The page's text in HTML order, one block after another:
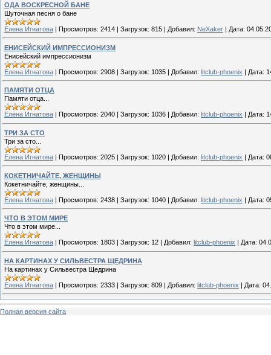
ОДА ВОСКРЕСНОЙ БАНЕ
Шуточная песня о бане
Елена Игнатова | Просмотров: 2414 | Загрузок: 815 | Добавил: NeXaker | Дата:
ЕНИСЕЙСКИЙ ИМПРЕССИОНИЗМ
Енисейский импрессионизм
Елена Игнатова | Просмотров: 2908 | Загрузок: 1035 | Добавил: litclub-phoenix | Дата:
ПАМЯТИ ОТЦА
Памяти отца...
Елена Игнатова Просмотров: 2040 Загрузок: 1036 Добавил: litclub-phoenix Дата:
ТРИ ЗА СТО
Три за сто...
Елена Игнатова | Просмотров: 2025 | Загрузок: 1020 | Добавил: litclub-phoenix | Дата:
КОКЕТНИЧАЙТЕ, ЖЕНЩИНЫ
Кокетничайте, женщины...
Елена Игнатова | Просмотров: 2438 | Загрузок: 1040 | Добавил: litclub-phoenix | Дата:
ЧТО В ЭТОМ МИРЕ
Что в этом мире...
Елена Игнатова | Просмотров: 1803 | Загрузок: 12 | Добавил: litclub-phoenix | Дата:
НА КАРТИНАХ У СИЛЬВЕСТРА ЩЕДРИНА
На картинах у Сильвестра Щедрина
Елена Игнатова | Просмотров: 2333 | Загрузок: 809 | Добавил: litclub-phoenix | Дата:
Полная версия сайта